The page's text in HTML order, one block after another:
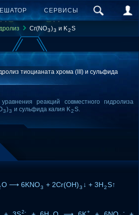
СЕРВИСЫ
Cr(NO3)3 и K2S
тиоцианата хрома (III) и сульфида
реакций совместного гидролиза
3)3 и сульфида калия K2S.
O ⟶ 6KNO3 + 2Cr(OH)3 ↓ + 3H2S↑
2- + -